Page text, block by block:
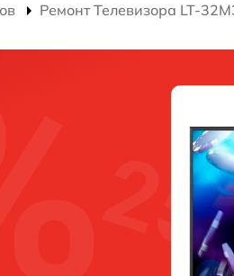
Ремонт Телевизора LT-